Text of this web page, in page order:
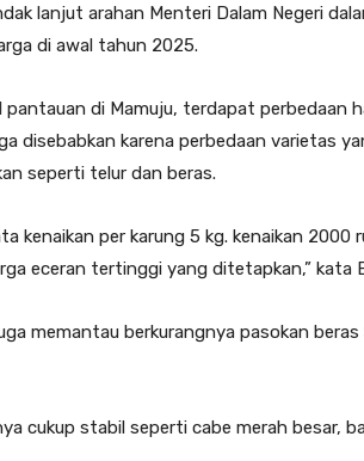
lanjut arahan Menteri Dalam Negeri
di awal tahun 2025.
pantauan di Mamuju, terdapat perbedaan
disebabkan karena perbedaan varietas
seperti telur dan beras.
kenaikan per karung 5 kg. kenaikan 2000
eceran tertinggi yang ditetapkan,” kata
memantau berkurangnya pasokan
cukup stabil seperti cabe merah besar,